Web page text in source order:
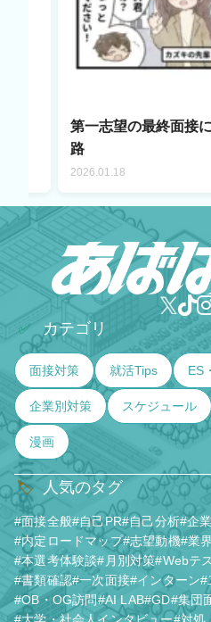
第一志望の最終面接
路
2026.01.18
✅ カテゴリ
面接対策 就活Tips ES
企業別対策 スケジュール
漫画
🏷️ 人気のタグ
#面接全般#自己PR#自己分析#企
#内定ロードマップ#志望動機#業
#本選考体験談#月別対策#Webテ
#書類確認#一次面接#インターン#
#OB・OG訪問#AI LAB#GD#集団